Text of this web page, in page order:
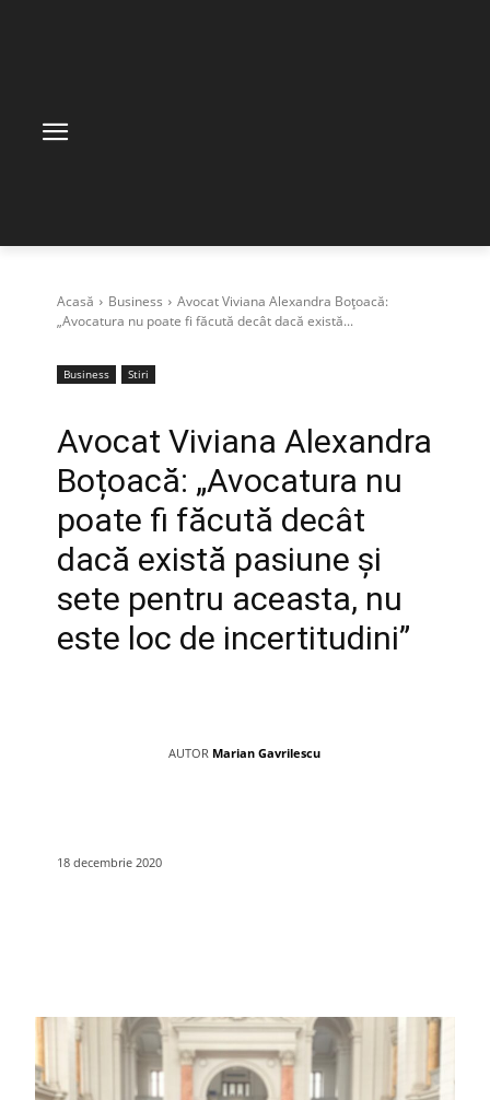
Acasă Business
Avocat Viviana Alexandra Boțoacă:
„Avocatura nu poate fi făcută decât dacă există...
Business Stiri
Avocat Viviana Alexandra
Boțoacă: „Avocatura nu
poate fi făcută decât
dacă există pasiune și
sete pentru aceasta, nu
este loc de incertitudini”
AUTOR Marian Gavrilescu
18 decembrie 2020